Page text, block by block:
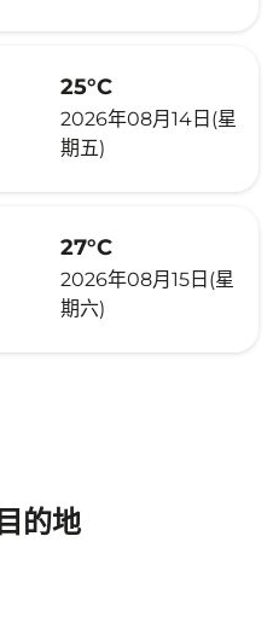
25°C
2026年08月14日(星
期五)
27°C
2026年08月15日(星
期六)
的地